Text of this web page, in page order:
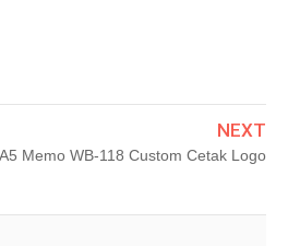
NEXT
Memo WB-118 Custom Cetak Logo